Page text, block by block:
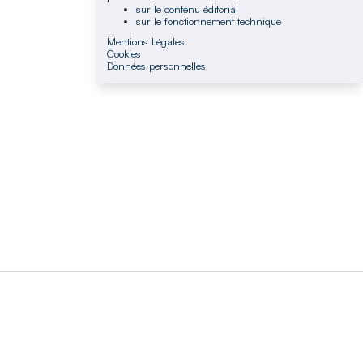
sur le contenu éditorial
sur le fonctionnement technique
Mentions Légales
Cookies
Données personnelles